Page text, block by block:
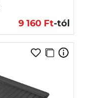
9 160 Ft-tól